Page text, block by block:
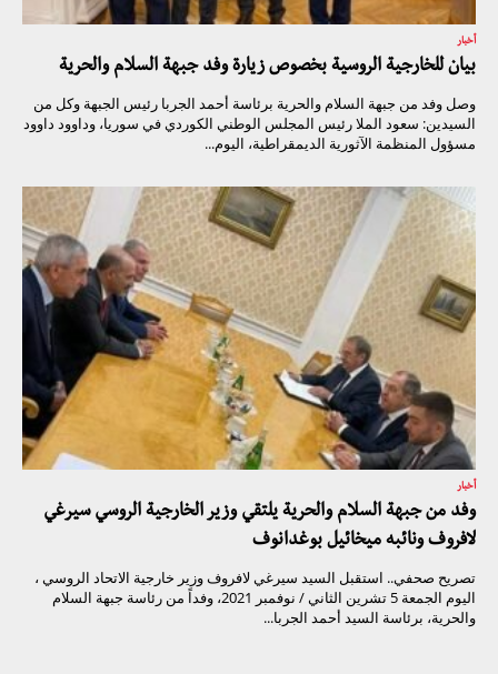
أخبار
بيان للخارجية الروسية بخصوص زيارة وفد جبهة السلام والحرية
وصل وفد من جبهة السلام والحرية برئاسة أحمد الجربا رئيس الجبهة وكل من
السيدين: سعود الملا رئيس المجلس الوطني الكوردي في سوريا، وداوود داوود
مسؤول المنظمة الآثورية الديمقراطية، اليوم...
أخبار
وفد من جبهة السلام والحرية يلتقي وزير الخارجية الروسي سيرغي
لافروف ونائبه ميخائيل بوغدانوف
تصريح صحفي.. استقبل السيد سيرغي لافروف وزير خارجية الاتحاد الروسي ،
اليوم الجمعة 5 تشرين الثاني / نوفمبر 2021، وفداً من رئاسة جبهة السلام
والحرية، برئاسة السيد أحمد الجربا...